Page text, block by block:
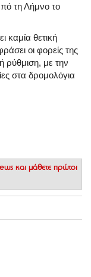
τη Λήμνο το
καμία θετική
οι φορείς της
ρύθμιση, με την
στα δρομολόγια
και μάθετε πρώτοι